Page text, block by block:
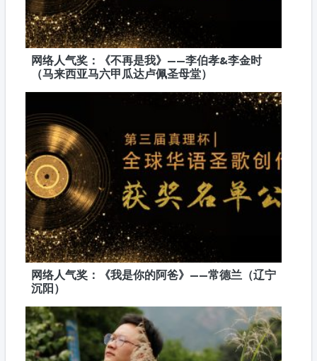
网络人气奖：《不再是我》——李伯孝&李金时
（马来西亚马六甲瓜达卢佩圣母堂）
网络人气奖：《我是你的阿爸》——常德兰（辽宁
沉阳）